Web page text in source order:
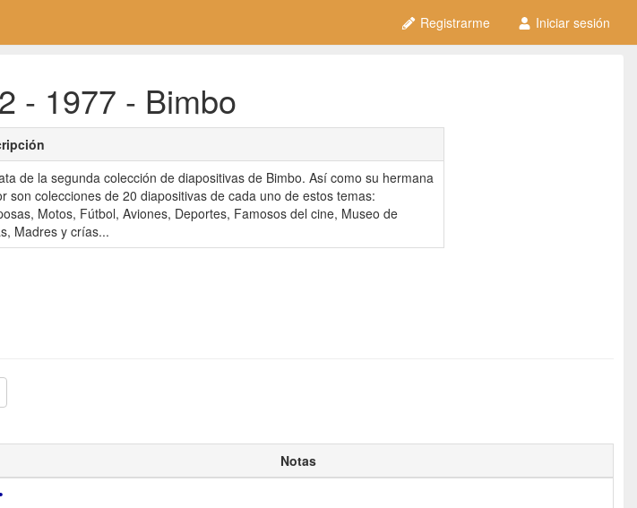
Registrarme Iniciar sesión
- 1977 - Bimbo
de la segunda colección de diapositivas de Bimbo. Así como su hermana
son colecciones de 20 diapositivas de cada uno de estos temas:
Motos, Fútbol, Aviones, Deportes, Famosos del cine, Museo de
Madres y crías...
Notas